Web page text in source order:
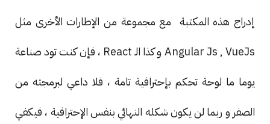
إدراج هذه المكتبة مع مجموعة من الإطارات الأخرى مثل
Angular Js , VueJs و كذا الـ React ، فإن كنت تود صناعة
يوما ما لوحة تحكم بإحترافية تامة ، فلا داعي لبرمجته من
الصفر و ربما لن يكون شكله النهائي بنفس الإحترافية ، فيكفي